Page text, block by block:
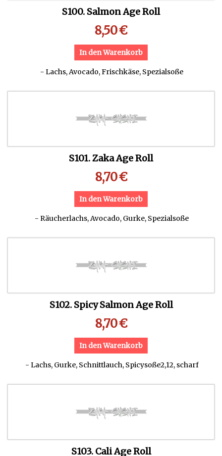
S100. Salmon Age Roll
8,50€
In den Warenkorb
- Lachs, Avocado, Frischkäse, Spezialsoße
S101. Zaka Age Roll
8,70€
In den Warenkorb
- Räucherlachs, Avocado, Gurke, Spezialsoße
S102. Spicy Salmon Age Roll
8,70€
In den Warenkorb
- Lachs, Gurke, Schnittlauch, Spicysoße2,12, scharf
S103. Cali Age Roll